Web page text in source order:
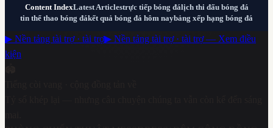
Content IndexLatest Articlestrực tiếp bóng đálịch thi đấu bóng đá
tin thể thao bóng đákết quả bóng đá hôm naybảng xếp hạng bóng đá
▶ Nền tảng tài trợ · tài trợ▶ Nền tảng tài trợ · tài trợ — Xem điều
kiện